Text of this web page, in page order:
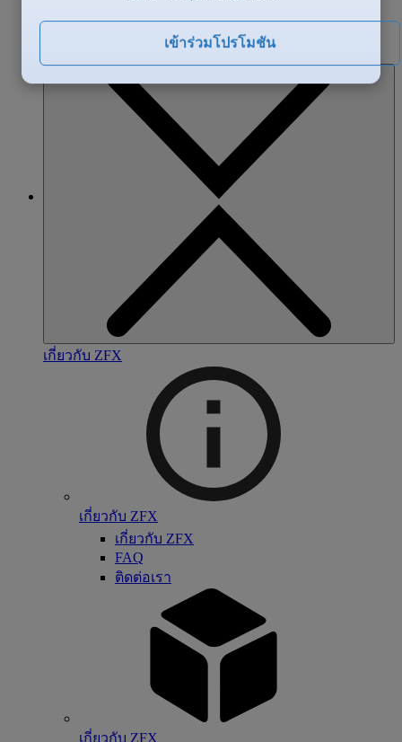
เกี่ยวกับ ZFX
เกี่ยวกับ ZFX
เกี่ยวกับ ZFX
FAQ
ติดต่อเรา
เกี่ยวกับ ZFX
เข้าร่วมโปรโมชัน